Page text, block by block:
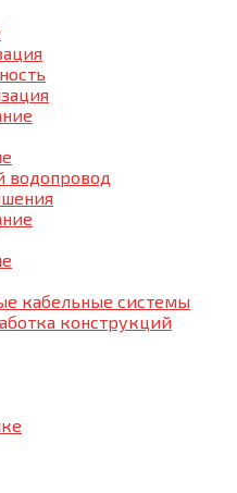
водопровод
кабельные системы
конструкций